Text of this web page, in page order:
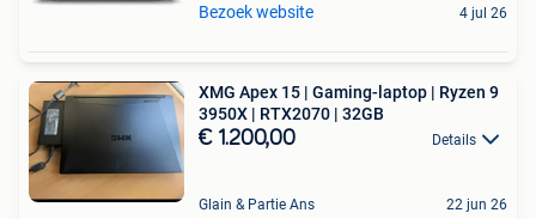
Bezoek website 4 jul 26
XMG Apex 15 | Gaming-laptop | Ryzen 9
3950X | RTX2070 | 32GB
€ 1.200,00 Details
Glain & Partie Ans 22 jun 26